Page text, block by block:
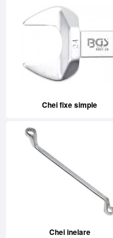
Chei fixe simple
Chei inelare